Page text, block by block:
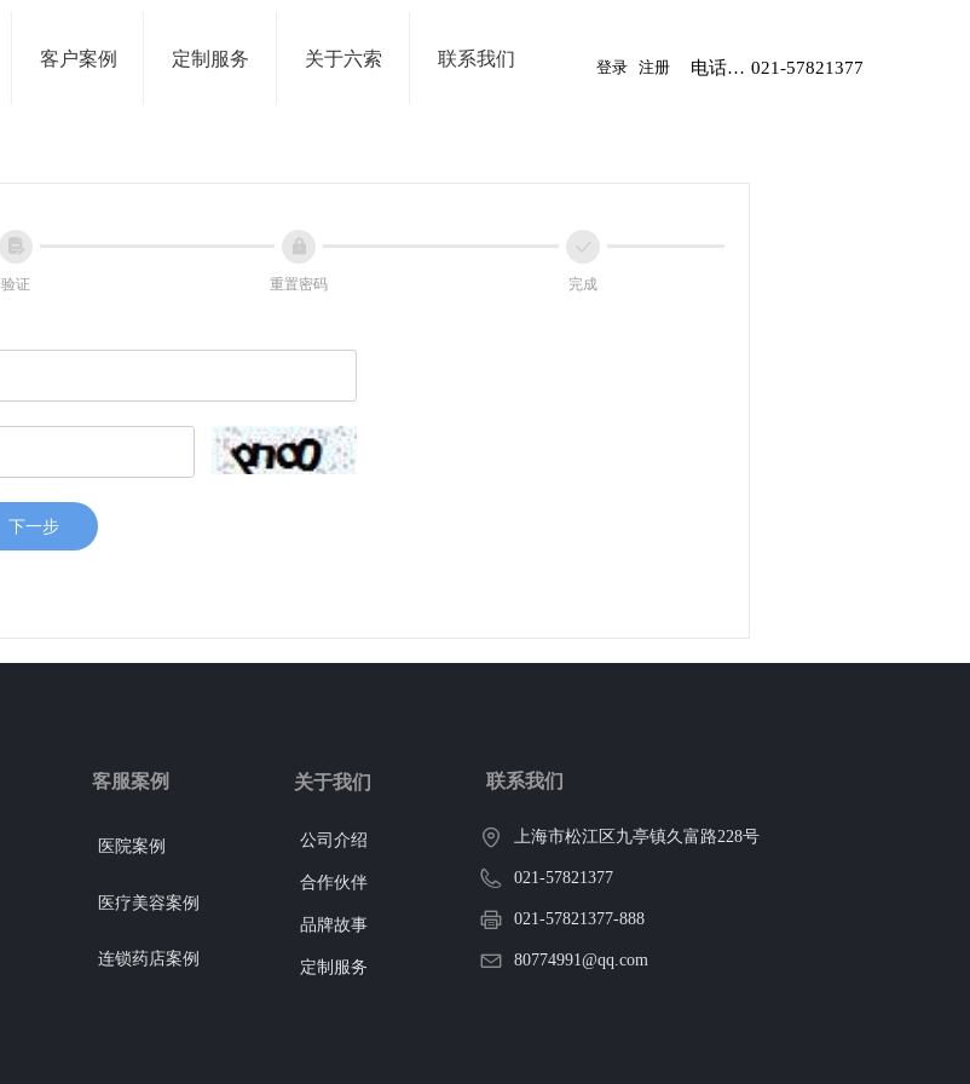
登录 注册 电话：13482645156 021-57821377
客户案例 定制服务 关于六索 联系我们
넖
验证
넱
重置密码
ꀘ
完成
下一步
医院案例
医疗美容案例
连锁药店案例
客服案例
公司介绍
合作伙伴
品牌故事
定制服务
关于我们 联系我们
上海市松江区九亭镇久富路228号
021-57821377
021-57821377-888
80774991@qq.com